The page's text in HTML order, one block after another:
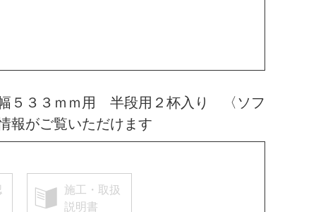
５３３ｍｍ用 半段用２杯入り 〈ソフ
報がご覧いただけます
施工・取扱
説明書